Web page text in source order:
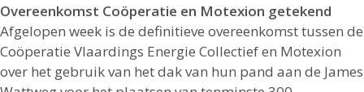
Overeenkomst Coöperatie en Motexion getekend
Afgelopen week is de definitieve overeenkomst tussen de
Coöperatie Vlaardings Energie Collectief en Motexion
over het gebruik van het dak van hun pand aan de James